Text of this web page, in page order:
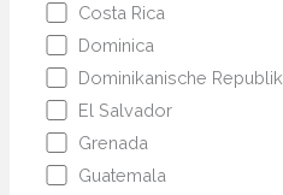
Costa Rica
Dominica
Dominikanische Republik
El Salvador
Grenada
Guatemala